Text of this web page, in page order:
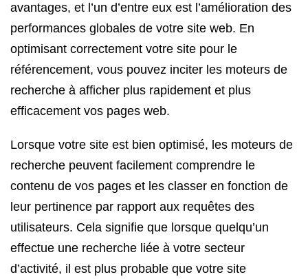
avantages, et l’un d’entre eux est l’amélioration des
performances globales de votre site web. En
optimisant correctement votre site pour le
référencement, vous pouvez inciter les moteurs de
recherche à afficher plus rapidement et plus
efficacement vos pages web.
Lorsque votre site est bien optimisé, les moteurs de
recherche peuvent facilement comprendre le
contenu de vos pages et les classer en fonction de
leur pertinence par rapport aux requêtes des
utilisateurs. Cela signifie que lorsque quelqu’un
effectue une recherche liée à votre secteur
d’activité, il est plus probable que votre site